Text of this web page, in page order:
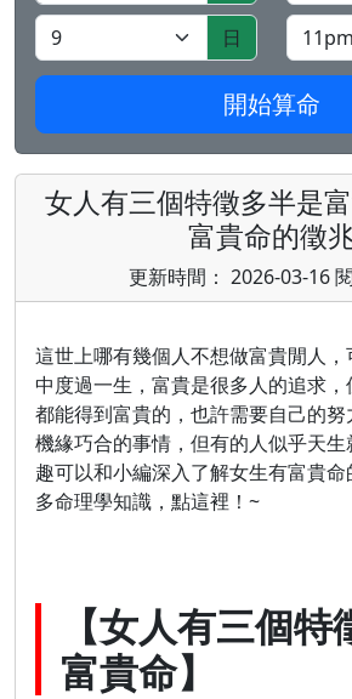
日
開始算命
女人有三個特徵多半是
富貴命的徵
更新時間： 2026-03-16
這世上哪有幾個人不想做富貴閒人
中度過一生，富貴是很多人的追求
都能得到富貴的，也許需要自己的
機緣巧合的事情，但有的人似乎天
趣可以和小編深入了解女生有富貴
多命理學知識，點這裡！~
【女人有三個
富貴命】